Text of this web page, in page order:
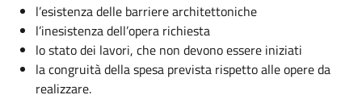
l’esistenza delle barriere architettoniche
l’inesistenza dell’opera richiesta
lo stato dei lavori, che non devono essere iniziati
la congruità della spesa prevista rispetto alle opere da
realizzare.